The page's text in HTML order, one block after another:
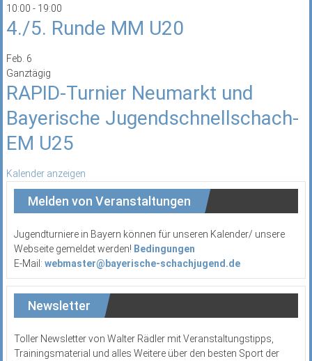
10:00 - 19:00
4./5. Runde MM U20
Feb. 6
Ganztägig
RAPID-Turnier Neumarkt und
Bayerische Jugendschnellschach-
EM U25
Kalender anzeigen
Melden von Veranstaltungen
Jugendturniere in Bayern können für unseren Kalender/ unsere
Webseite gemeldet werden! Bedingungen
E-Mail: webmaster@bayerische-schachjugend.de
Newsletter
Toller Newsletter von Walter Rädler mit Veranstaltungstipps,
Trainingsmaterial und alles Weitere über den besten Sport der